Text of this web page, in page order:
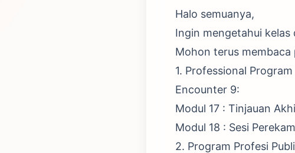
Halo semuanya,
Ingin mengetahui kelas
Mohon terus membaca
1. Professional
Encounter 9:
Modul 17 : Tinjauan
Modul 18 : Sesi
2. Program Profesi